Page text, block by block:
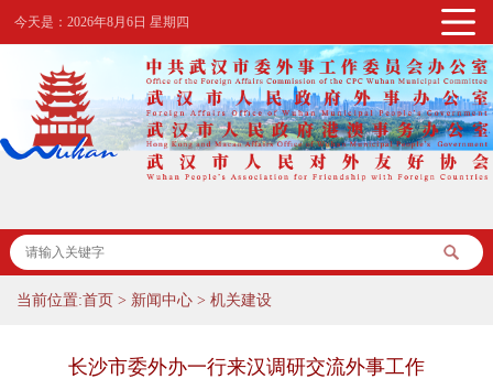
今天是：2026年8月6日 星期四
当前位置:首页 > 新闻中心 > 机关建设
长沙市委外办一行来汉调研交流外事工作